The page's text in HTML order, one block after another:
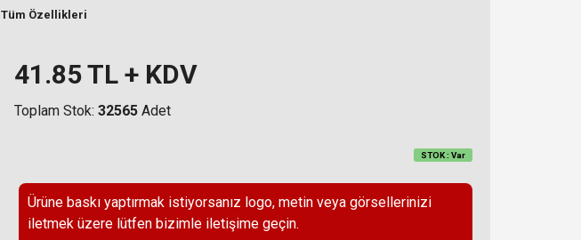
Tüm Özellikleri
41.85TL + KDV
Toplam Stok: 32565 Adet
STOK : Var
Ürüne baskı yaptırmak istiyorsanız logo, metin veya görsellerinizi
iletmek üzere lütfen bizimle iletişime geçin.